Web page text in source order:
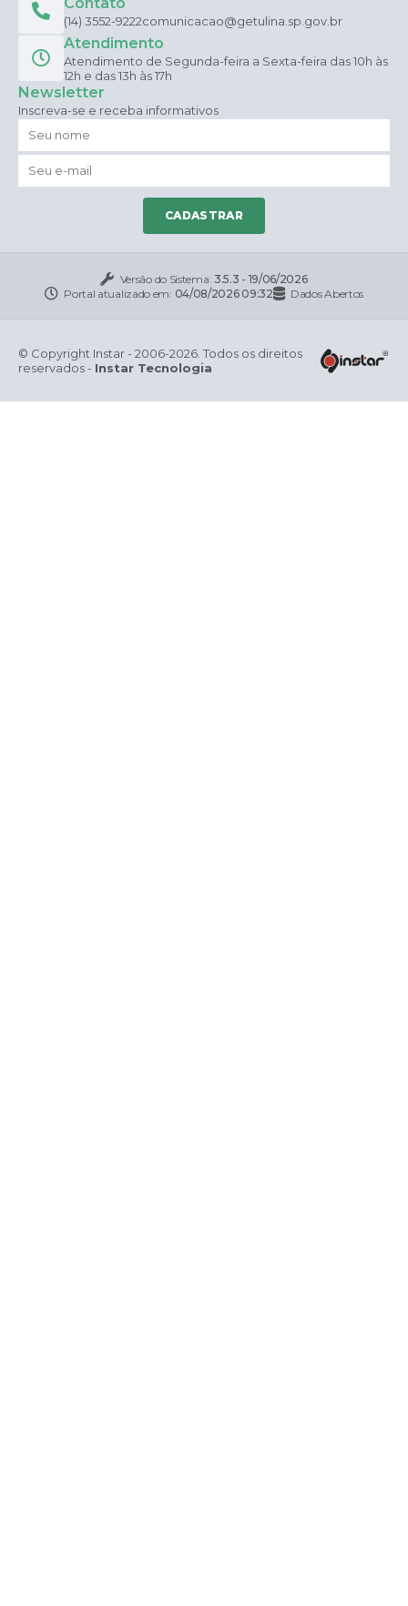
(14) 3552-9222comunicacao@getulina.sp.gov.br
Atendimento
Atendimento de Segunda-feira a Sexta-feira das 10h às
12h e das 13h às 17h
Newsletter
Inscreva-se e receba informativos
CADASTRAR
Versão do Sistema: 3.5.3 - 19/06/2026
Portal atualizado em: 04/08/2026 09:32 Dados Abertos
© Copyright Instar - 2006-2026. Todos os direitos
reservados - Instar Tecnologia